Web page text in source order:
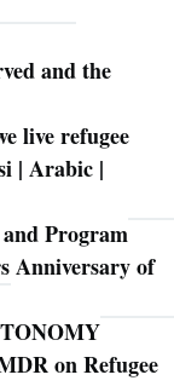
and the
live refugee
| Arabic |
Program
Anniversary of
on Refugee